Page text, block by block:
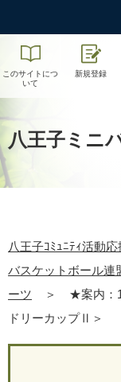
このサイトにつ
いて
新規登録
八王子ミニ
八王子ｺﾐｭﾆﾃｨ活動
バスケットボール連
ーツ
＞
★案内：
ドリーカップⅡ＞